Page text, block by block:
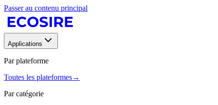
Passer au contenu principal
Applications
Par plateforme
Toutes les plateformes→
Par catégorie